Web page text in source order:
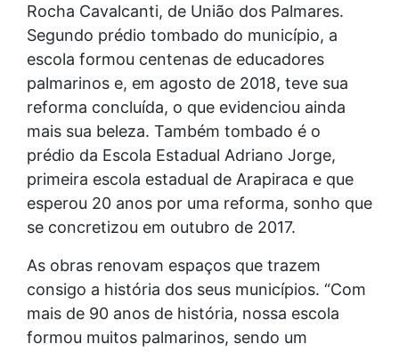
Rocha Cavalcanti, de União dos Palmares.
Segundo prédio tombado do município, a
escola formou centenas de educadores
palmarinos e, em agosto de 2018, teve sua
reforma concluída, o que evidenciou ainda
mais sua beleza. Também tombado é o
prédio da Escola Estadual Adriano Jorge,
primeira escola estadual de Arapiraca e que
esperou 20 anos por uma reforma, sonho que
se concretizou em outubro de 2017.
As obras renovam espaços que trazem
consigo a história dos seus municípios. “Com
mais de 90 anos de história, nossa escola
formou muitos palmarinos, sendo um